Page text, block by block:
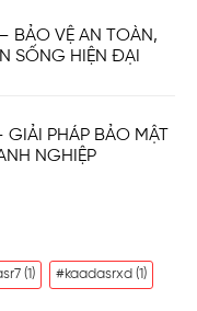
BẢO VỆ AN TOÀN,
SỐNG HIỆN ĐẠI
GIẢI PHÁP BẢO MẬT
NGHIỆP
(1) #kaadasrxd (1)